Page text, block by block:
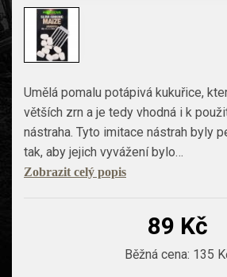
Umělá pomalu potápivá kukuřice,
větších zrn a je tedy vhodná i k
nástraha. Tyto imitace nástrah byly
tak, aby jejich vyvážení bylo…
Zobrazit celý popis
89 Kč
Běžná cena: 135